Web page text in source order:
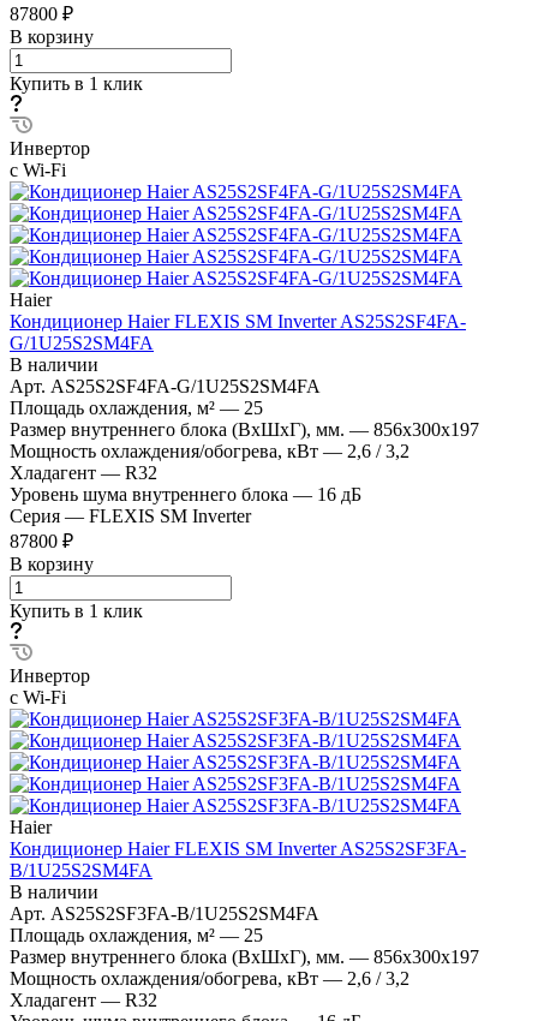
87800 ₽
В корзину
Купить в 1 клик
Инвертор
с Wi-Fi
Haier
Кондиционер Haier FLEXIS SM Inverter AS25S2SF4FA-
G/1U25S2SM4FA
В наличии
Арт. AS25S2SF4FA-G/1U25S2SM4FA
Площадь охлаждения, м² — 25
Размер внутреннего блока (ВхШхГ), мм. — 856х300х197
Мощность охлаждения/обогрева, кВт — 2,6 / 3,2
Хладагент — R32
Уровень шума внутреннего блока — 16 дБ
Серия — FLEXIS SM Inverter
87800 ₽
В корзину
Купить в 1 клик
Инвертор
с Wi-Fi
Haier
Кондиционер Haier FLEXIS SM Inverter AS25S2SF3FA-
B/1U25S2SM4FA
В наличии
Арт. AS25S2SF3FA-B/1U25S2SM4FA
Площадь охлаждения, м² — 25
Размер внутреннего блока (ВхШхГ), мм. — 856х300х197
Мощность охлаждения/обогрева, кВт — 2,6 / 3,2
Хладагент — R32